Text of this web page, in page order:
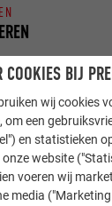
laat
toegepast.
projecten met de
voor dak,
COOKIES BIJ
wij cookies
om een
en statistieken
website
voeren wij
media